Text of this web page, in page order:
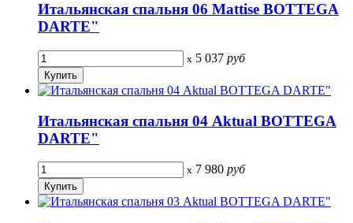
Итальянская спальня 06 Mattise BOTTEGA
DARTE"
x 5 037 руб
Итальянская спальня 04 Aktual BOTTEGA
DARTE"
x 7 980 руб